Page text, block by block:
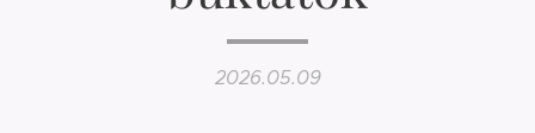
2026.05.09